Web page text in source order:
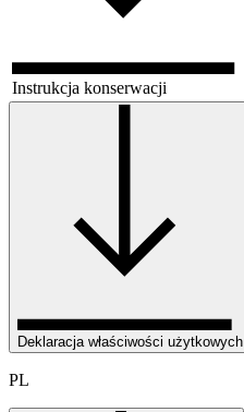
Instrukcja konserwacji
Deklaracja właściwości użytkowych
PL